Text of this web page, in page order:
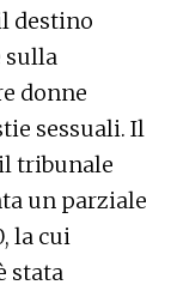
destino
sulla
donne
sessuali. Il
tribunale
un parziale
la cui
stata